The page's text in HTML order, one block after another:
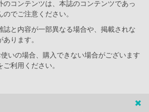
のコンテンツは、本誌のコンテンツであっ
でご注意ください。
と内容が一部異なる場合や、掲載されな
ります。
いの場合、購入できない場合がございます
利用ください。